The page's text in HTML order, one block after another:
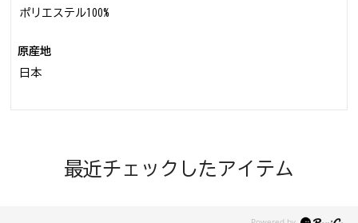
ポリエステル100%
原産地
日本
最近チェックしたアイテム